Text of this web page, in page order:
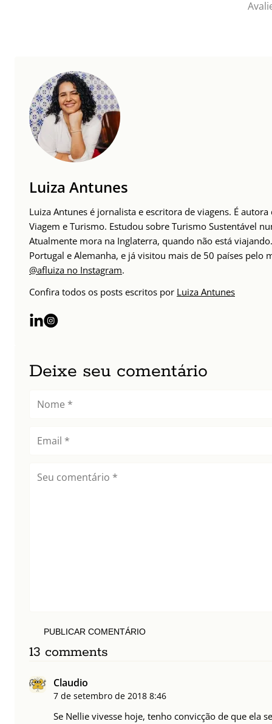
Luiza Antunes
Luiza Antunes é jornalista e escritora de viagens. É
Viagem e Turismo. Estudou sobre Turismo Sustentável
Atualmente mora na Inglaterra, quando não está
Portugal e Alemanha, e já visitou mais de 50 países pelo
@afluiza no Instagram.
Confira todos os posts escritos por Luiza Antunes
Deixe seu comentário
PUBLICAR COMENTÁRIO
13 comments
Claudio
7 de setembro de 2018 8:46
Se Nellie vivesse hoje, tenho convicção de que ela